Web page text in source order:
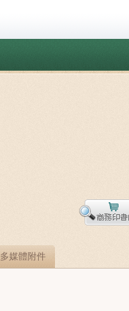
多媒體附件